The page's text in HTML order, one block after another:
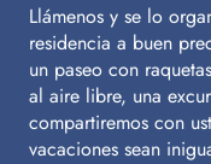
Llámenos y se lo
residencia a buen
un paseo con
al aire libre, una
compartiremos con
vacaciones sean